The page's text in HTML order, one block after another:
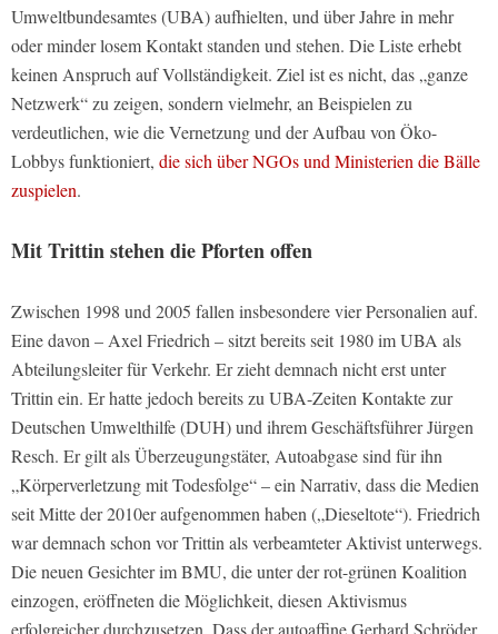
Umweltbundesamtes (UBA) aufhielten, und über Jahre in mehr
oder minder losem Kontakt standen und stehen. Die Liste erhebt
keinen Anspruch auf Vollständigkeit. Ziel ist es nicht, das „ganze
Netzwerk“ zu zeigen, sondern vielmehr, an Beispielen zu
verdeutlichen, wie die Vernetzung und der Aufbau von Öko-
Lobbys funktioniert, die sich über NGOs und Ministerien die Bälle
zuspielen.
Mit Trittin stehen die Pforten offen
Zwischen 1998 und 2005 fallen insbesondere vier Personalien auf.
Eine davon – Axel Friedrich – sitzt bereits seit 1980 im UBA als
Abteilungsleiter für Verkehr. Er zieht demnach nicht erst unter
Trittin ein. Er hatte jedoch bereits zu UBA-Zeiten Kontakte zur
Deutschen Umwelthilfe (DUH) und ihrem Geschäftsführer Jürgen
Resch. Er gilt als Überzeugungstäter, Autoabgase sind für ihn
„Körperverletzung mit Todesfolge“ – ein Narrativ, dass die Medien
seit Mitte der 2010er aufgenommen haben („Dieseltote“). Friedrich
war demnach schon vor Trittin als verbeamteter Aktivist unterwegs.
Die neuen Gesichter im BMU, die unter der rot-grünen Koalition
einzogen, eröffneten die Möglichkeit, diesen Aktivismus
erfolgreicher durchzusetzen. Dass der autoaffine Gerhard Schröder